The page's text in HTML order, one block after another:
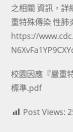
之相關 資訊，詳
重特殊傳染 性肺
https://
校園因應『嚴重
標準.pdf
Post Views: